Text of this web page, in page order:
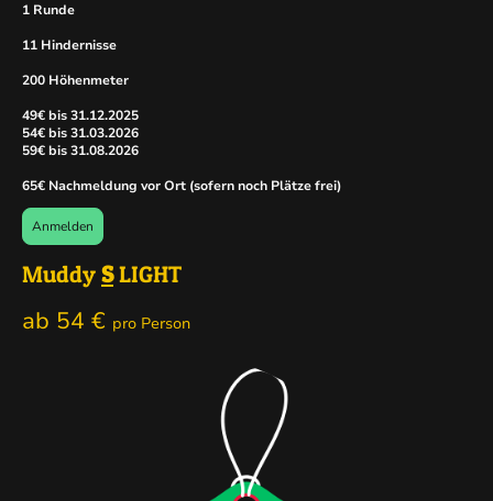
1 Runde
11 Hindernisse
200 Höhenmeter
49€ bis 31.12.2025
54€ bis 31.03.2026
59€ bis 31.08.2026
65€ Nachmeldung vor Ort (sofern noch Plätze frei)
Anmelden
MuddySLIGHT
ab 54 € pro Person